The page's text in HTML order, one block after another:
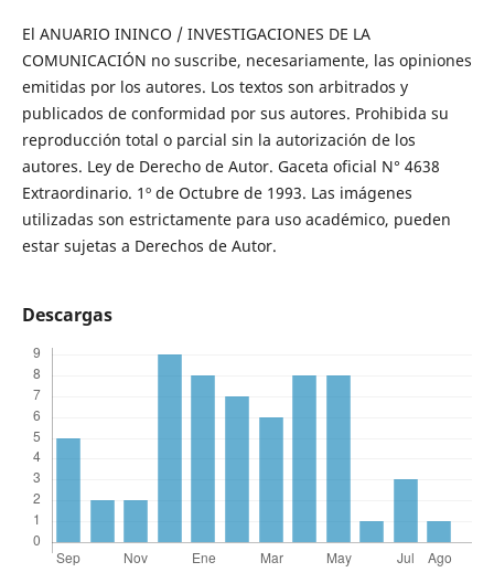
El ANUARIO ININCO / INVESTIGACIONES DE LA
COMUNICACIÓN no suscribe, necesariamente, las opiniones
emitidas por los autores. Los textos son arbitrados y
publicados de conformidad por sus autores. Prohibida su
reproducción total o parcial sin la autorización de los
autores. Ley de Derecho de Autor. Gaceta oficial N° 4638
Extraordinario. 1º de Octubre de 1993. Las imágenes
utilizadas son estrictamente para uso académico, pueden
estar sujetas a Derechos de Autor.
Descargas